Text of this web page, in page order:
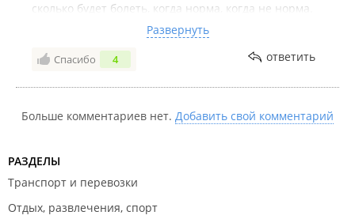
сколько будет болеть, когда норма, когда не норма.
Как итог - коронку не отличить от своих зубов и нет
никакого ощущения, что это что-то чужое - всё своё
🙈 Выражаю огромную благодарность Дмитрию
Развернуть
Спасибо 4 ответить
Больше комментариев нет. Добавить свой комментарий
РАЗДЕЛЫ
Транспорт и перевозки
Отдых, развлечения, спорт